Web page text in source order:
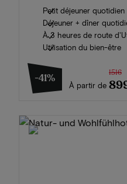
Petit déjeuner quotidien
Déjeuner + dîner
À 3 heures de route
Utilisation du bien-être
-41%
À partir de
1516